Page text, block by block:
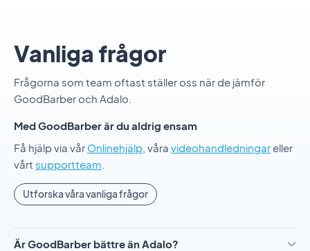
Vanliga frågor
Frågorna som team oftast ställer oss när de jämför
GoodBarber och Adalo.
Med GoodBarber är du aldrig ensam
Få hjälp via vår Onlinehjälp , våra videohandledningareller
vårt supportteam
Utforska våra vanliga frågor
Är GoodBarber bättre än Adalo?